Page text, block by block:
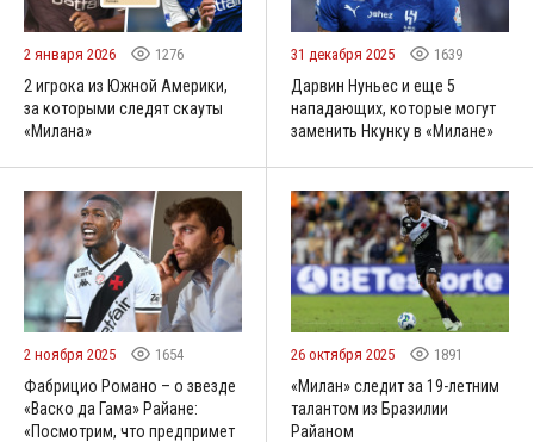
2 января 2026 1276
2 игрока из Южной Америки,
за которыми следят скауты
«Милана»
31 декабря 2025 1639
Дарвин Нуньес и еще 5
нападающих, которые могут
заменить Нкунку в «Милане»
2 ноября 2025 1654
Фабрицио Романо – о звезде
«Васко да Гама» Райане:
«Посмотрим, что предпримет
26 октября 2025 1891
«Милан» следит за 19-летним
талантом из Бразилии
Райаном